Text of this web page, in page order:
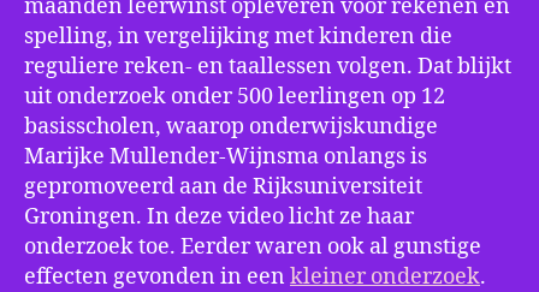
maanden leerwinst opleveren voor rekenen en
spelling, in vergelijking met kinderen die
reguliere reken- en taallessen volgen. Dat blijkt
uit onderzoek onder 500 leerlingen op 12
basisscholen, waarop onderwijskundige
Marijke Mullender-Wijnsma onlangs is
gepromoveerd aan de Rijksuniversiteit
Groningen. In deze video licht ze haar
onderzoek toe. Eerder waren ook al gunstige
effecten gevonden in een kleiner onderzoek.